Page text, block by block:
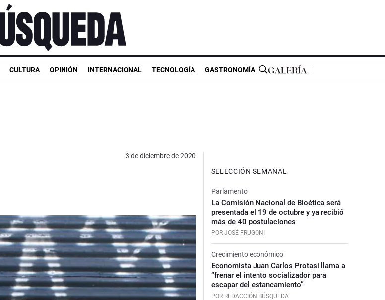
CULTURA OPINIÓN INTERNACIONAL TECNOLOGÍA GASTRONOMÍA
3 de diciembre de 2020
SELECCIÓN SEMANAL
Parlamento
La Comisión Nacional de Bioética será
presentada el 19 de octubre y ya recibió
más de 40 postulaciones
POR JOSÉ FRUGONI
Crecimiento económico
Economista Juan Carlos Protasi llama a
“frenar el intento socializador para
escapar del estancamiento”
POR REDACCIÓN BÚSQUEDA